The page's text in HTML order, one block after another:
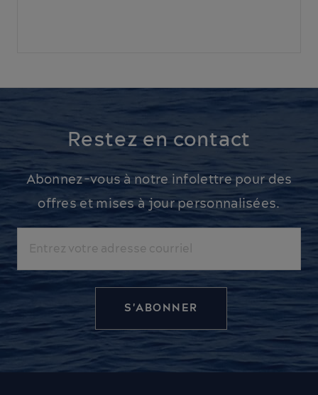
Restez en contact
Abonnez-vous à notre infolettre pour des
offres et mises à jour personnalisées.